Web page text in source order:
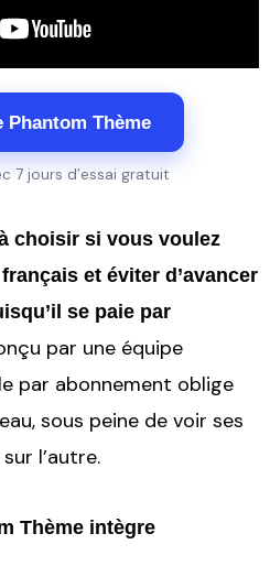
Phantom Thème
7 jours d’essai gratuit
choisir si vous voulez
et éviter d’avancer
se paie par
par une équipe
par abonnement oblige
sous peine de voir ses
l’autre.
Thème intègre